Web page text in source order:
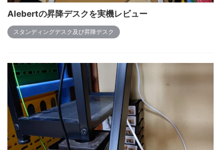
Alebertの昇降デスクを実機レビュー
スタンディングデスク及び昇降デスク